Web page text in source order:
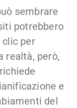
sembrare
potrebbero
clic per
realtà, però,
e
del